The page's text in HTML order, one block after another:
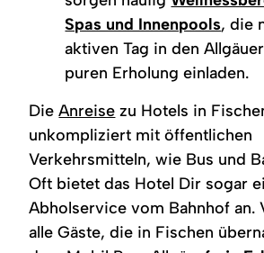
Spas und Innenpools, die
aktiven Tag in den
puren Erholung einladen.
DieAnreise zu Hotels in
unkompliziert mit öffentlichen
Verkehrsmitteln, wie Bus und
Oft bietet das Hotel Dir sogar
Abholservice vom Bahnhof an.
alle Gäste, die in Fischen